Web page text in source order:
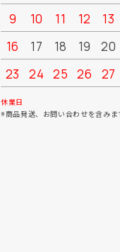
9
10 11 12 13
16
17 18 19 20
23
24 25 26 27
30
休業日
※商品発送、お問い合わせを含みま